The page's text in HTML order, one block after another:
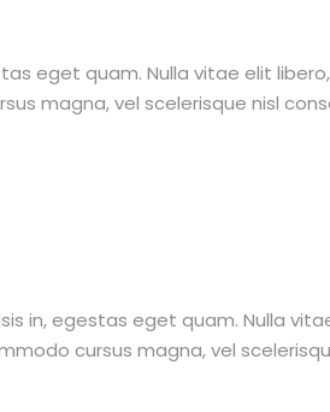
eget quam. Nulla vitae elit
magna, vel scelerisque nisl
in, egestas eget quam. Nulla
cursus magna, vel